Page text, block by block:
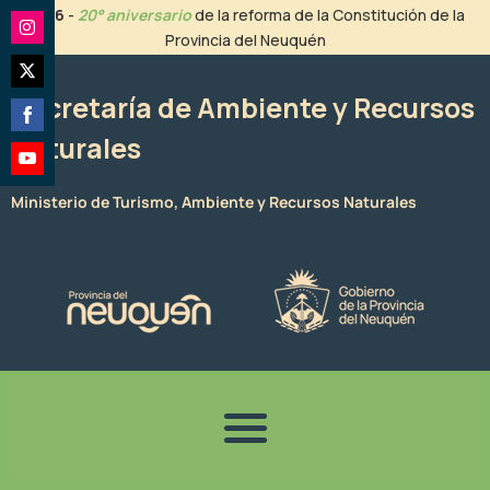
contenido
2026 - 20° aniversariode la reforma de la Constitución de la
Provincia del Neuquén
Secretaría de Ambiente y Recursos
Naturales
Ministerio de Turismo, Ambiente y Recursos Naturales
Share
on
Instagram
Share
on
Twitter
Share
on
Facebook
Share
on